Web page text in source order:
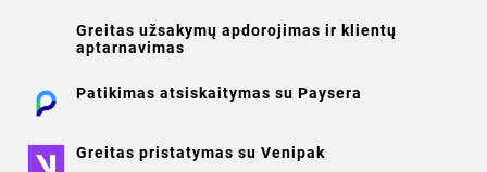
Greitas užsakymų apdorojimas ir klientų
aptarnavimas
Patikimas atsiskaitymas su Paysera
Greitas pristatymas su Venipak